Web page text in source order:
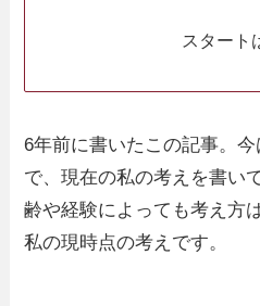
スタート
6年前に書いたこの記事。
で、現在の私の考えを書い
齢や経験によっても考え方
私の現時点の考えです。